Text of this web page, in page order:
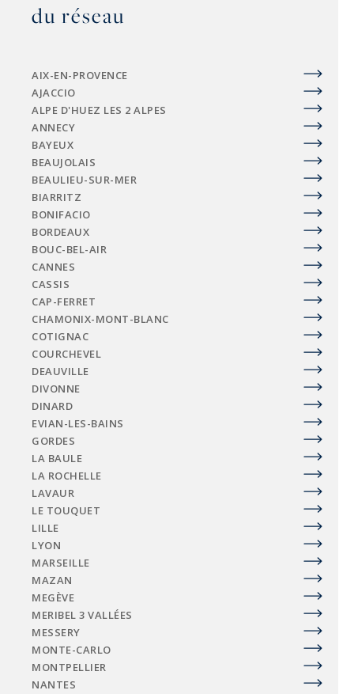
du réseau
AIX-EN-PROVENCE
AJACCIO
ALPE D'HUEZ LES 2 ALPES
ANNECY
BAYEUX
BEAUJOLAIS
BEAULIEU-SUR-MER
BIARRITZ
BONIFACIO
BORDEAUX
BOUC-BEL-AIR
CANNES
CASSIS
CAP-FERRET
CHAMONIX-MONT-BLANC
COTIGNAC
COURCHEVEL
DEAUVILLE
DIVONNE
DINARD
EVIAN-LES-BAINS
GORDES
LA BAULE
LA ROCHELLE
LAVAUR
LE TOUQUET
LILLE
LYON
MARSEILLE
MAZAN
MEGÈVE
MERIBEL 3 VALLÉES
MESSERY
MONTE-CARLO
MONTPELLIER
NANTES